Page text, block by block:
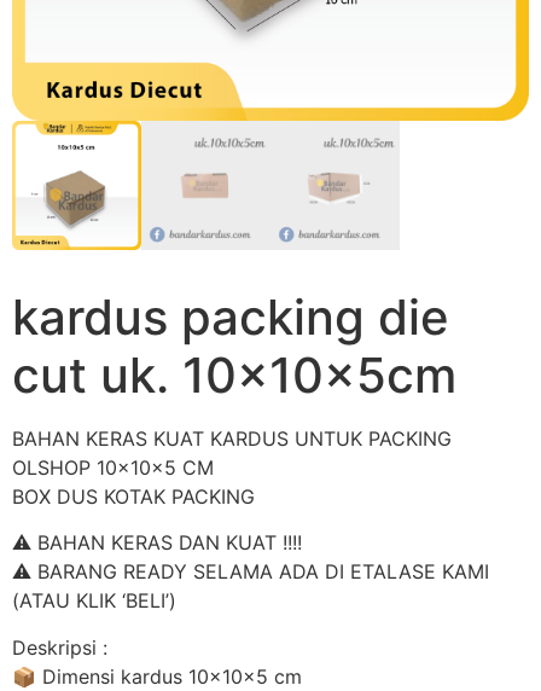
kardus packing die
cut uk. 10x10x5cm
BAHAN KERAS KUAT KARDUS UNTUK PACKING
OLSHOP 10x10x5 CM
BOX DUS KOTAK PACKING
⚠️ BAHAN KERAS DAN KUAT !!!!
⚠️ BARANG READY SELAMA ADA DI ETALASE KAMI
(ATAU KLIK ‘BELI’)
Deskripsi :
📦 Dimensi kardus 10x10x5 cm